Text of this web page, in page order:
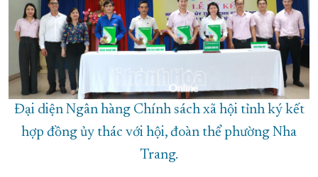
Đại diện Ngân hàng Chính sách xã hội tỉnh ký kết
hợp đồng ủy thác với hội, đoàn thể phường Nha
Trang.